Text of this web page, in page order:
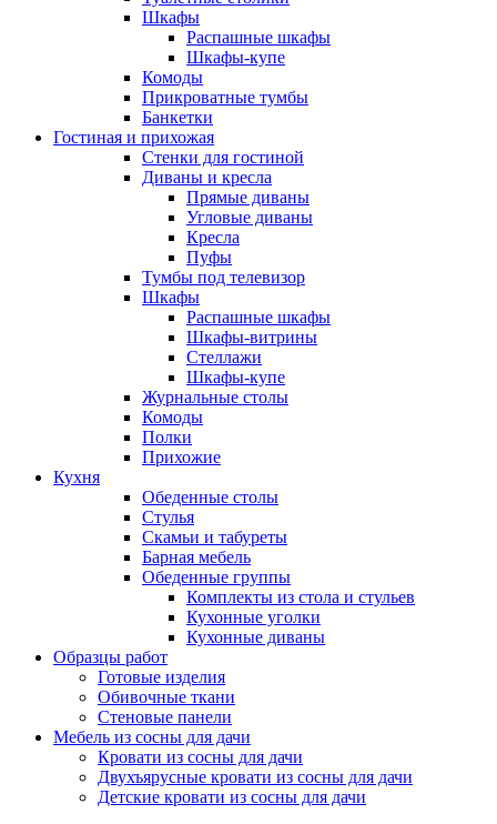
Шкафы
Распашные шкафы
Шкафы-купе
Комоды
Прикроватные тумбы
Банкетки
Гостиная и прихожая
Стенки для гостиной
Диваны и кресла
Прямые диваны
Угловые диваны
Кресла
Пуфы
Тумбы под телевизор
Шкафы
Распашные шкафы
Шкафы-витрины
Стеллажи
Шкафы-купе
Журнальные столы
Комоды
Полки
Прихожие
Кухня
Обеденные столы
Стулья
Скамьи и табуреты
Барная мебель
Обеденные группы
Комплекты из стола и стульев
Кухонные уголки
Кухонные диваны
Образцы работ
Готовые изделия
Обивочные ткани
Стеновые панели
Мебель из сосны для дачи
Кровати из сосны для дачи
Двухъярусные кровати из сосны для дачи
Детские кровати из сосны для дачи